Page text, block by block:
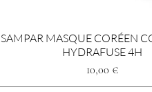
SAMPAR MASQUE CORÉEN
HYDRAFUSE 4H
Preis
10,00 €